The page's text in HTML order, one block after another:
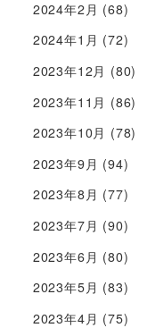
2024年2月 (68)
2024年1月 (72)
2023年12月 (80)
2023年11月 (86)
2023年10月 (78)
2023年9月 (94)
2023年8月 (77)
2023年7月 (90)
2023年6月 (80)
2023年5月 (83)
2023年4月 (75)